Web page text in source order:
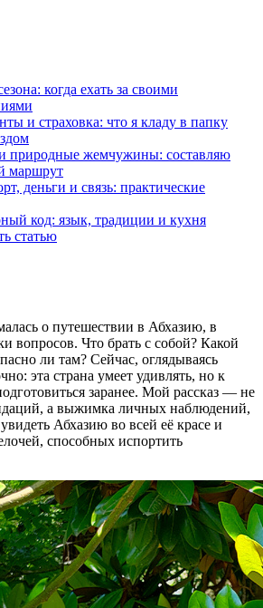
когда ехать за своими
и страховка: что я кладу в папку
природные жемчужины: составляю
маршрут
деньги и связь: практические
код: язык, традиции и кухня
статью
о путешествии в Абхазию, в
вопросов. Что брать с собой? Какой
ли там? Сейчас, оглядываясь
эта страна умеет удивлять, но к
заранее. Мой рассказ — не
а выжимка личных наблюдений,
Абхазию во всей её красе и
способных испортить